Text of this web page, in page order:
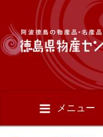
メニュー